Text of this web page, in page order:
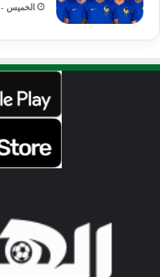
الخميس - 4 يونيو - 2026 / 8:59 صباحًا